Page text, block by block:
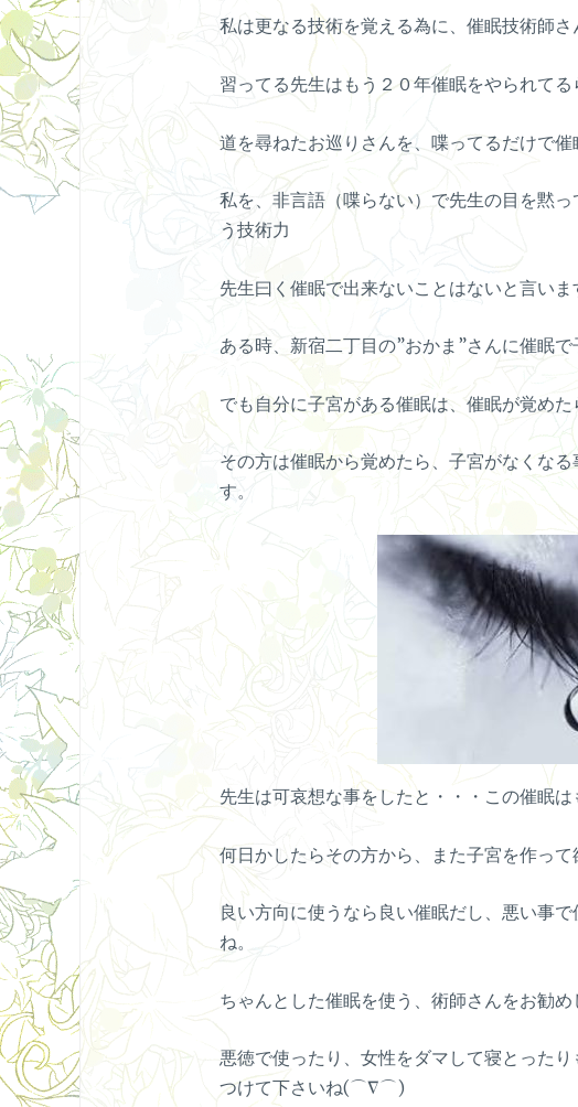
私は更なる技術を覚える為に、催眠技術師さ
習ってる先生はもう２０年催眠をやられてる
道を尋ねたお巡りさんを、喋ってるだけで
私を、非言語（喋らない）で先生の目を黙
う技術力
先生曰く催眠で出来ないことはないと言いま
ある時、新宿二丁目の”おかま”さんに催眠
でも自分に子宮がある催眠は、催眠が覚め
その方は催眠から覚めたら、子宮がなくな
す。
先生は可哀想な事をしたと・・・この催眠
何日かしたらその方から、また子宮を作って
良い方向に使うなら良い催眠だし、悪い事
ね。
ちゃんとした催眠を使う、術師さんをお勧め
悪徳で使ったり、女性をダマして寝とった
つけて下さいね(⌒∇⌒)